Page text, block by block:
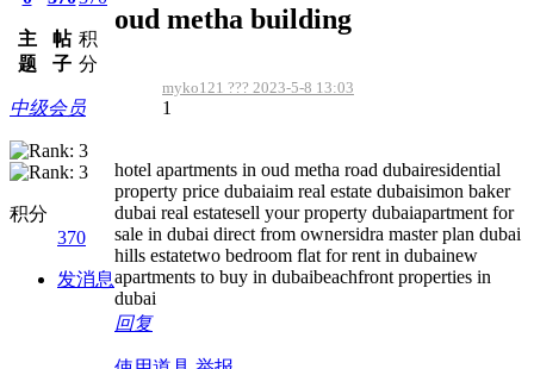
主
题
帖
子
积
分
中级会员
积分
370
发消息
oud metha building
myko121 ??? 2023-5-8 13:03
1
hotel apartments in oud metha road dubairesidential
property price dubaiaim real estate dubaisimon baker
dubai real estatesell your property dubaiapartment for
sale in dubai direct from ownersidra master plan dubai
hills estatetwo bedroom flat for rent in dubainew
apartments to buy in dubaibeachfront properties in
dubai
回复